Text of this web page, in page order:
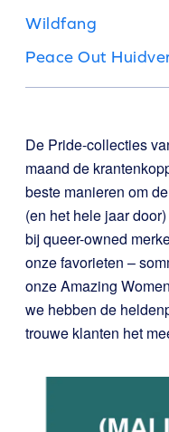
Wildfang
Peace Out
De Pride-collecties
maand de
beste manieren om
(en het hele jaar
bij queer-owned
onze favorieten –
onze Amazing
we hebben de
trouwe klanten het